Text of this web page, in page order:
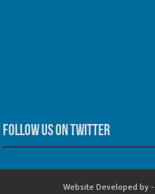
Follow us on Twitter
Website Developed by -